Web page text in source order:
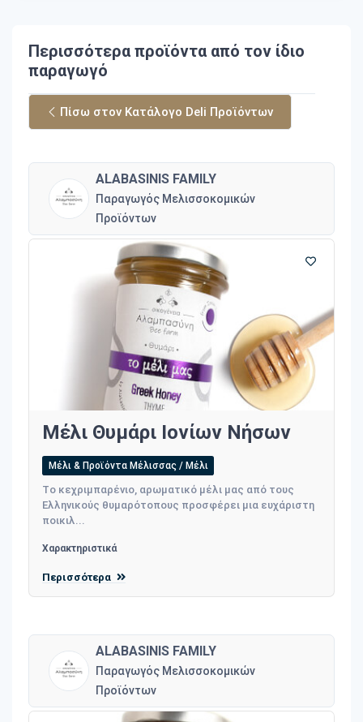
Περισσότερα προϊόντα από τον ίδιο
παραγωγό
Πίσω στον Κατάλογο Deli Προϊόντων
ALABASINIS FAMILY
Παραγωγός Μελισσοκομικών
Προϊόντων
Μέλι Θυμάρι Ιονίων Νήσων
Μέλι & Προϊόντα Μέλισσας / Μέλι
Tο κεχριμπαρένιο, αρωματικό μέλι μας από τους
Ελληνικούς θυμαρότοπους προσφέρει μια ευχάριστη
ποικιλ...
Χαρακτηριστικά
Περισσότερα
ALABASINIS FAMILY
Παραγωγός Μελισσοκομικών
Προϊόντων